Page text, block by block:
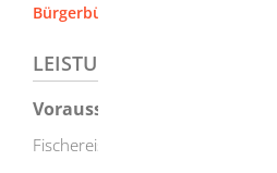
Bürgerbüro [Stadt
LEISTUNGSDETAILS
Voraussetzungen
Fischereischein für Jugendliche